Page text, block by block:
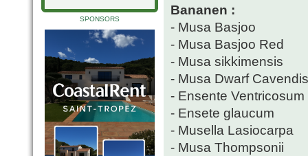
SPONSORS
Bananen :
- Musa Basjoo
- Musa Basjoo Red
- Musa sikkimensis
- Musa Dwarf
- Ensente Ventricosum
- Ensete glaucum
- Musella Lasiocarpa
- Musa Thompsonii